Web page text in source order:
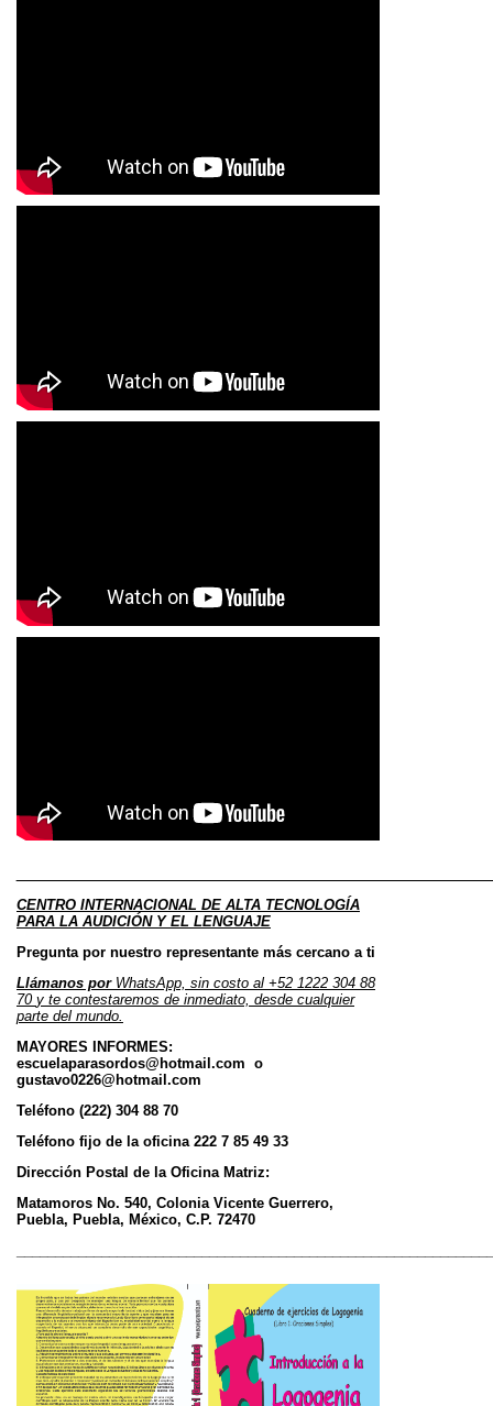
CENTRO INTERNACIONAL DE ALTA TECNOLOGÍA
PARA LA AUDICIÓN Y EL LENGUAJE
Pregunta por nuestro representante más cercano a ti
Llámanos por WhatsApp, sin costo al +52 1222 304 88
70 y te contestaremos de inmediato, desde cualquier
parte del mundo.
MAYORES INFORMES:
escuelaparasordos@hotmail.com o
gustavo0226@hotmail.com
Teléfono (222) 304 88 70
Teléfono fijo de la oficina 222 7 85 49 33
Dirección Postal de la Oficina Matriz:
Matamoros No. 540, Colonia Vicente Guerrero,
Puebla, Puebla, México, C.P. 72470